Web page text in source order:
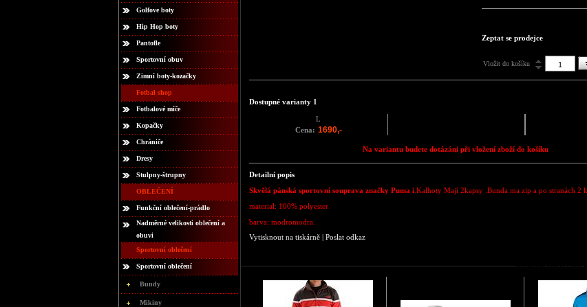
Golfove boty
Hip Hop boty
Pantofle
Sportovní obuv
Zimní boty-kozačky
Fotbal shop
Fotbalové míče
Kopačky
Chrániče
Dresy
Stulpny-štrupny
OBLEČENÍ
Funkční oblečení-prádlo
Nadměrné velikosti oblečení a
obuvi
Sportovní oblečení
Sportovní oblečení
Bundy
Mikiny
Zeptat se prodejce
Vložit do košíku
Dostupné varianty 1
L
Cena: 1690,-
Na variantu budete dotázáni při vložení zboží do košíku
Detailní popis
Skvělá pánská sportovní souprava značky Puma i .Kalhoty Mají 2kapsy .Bunda ma zip a po stranách 2
material: 100% polyester
barva: modromodra.
Vytisknout na tiskárně | Poslat odkaz
Podobné zboží jako